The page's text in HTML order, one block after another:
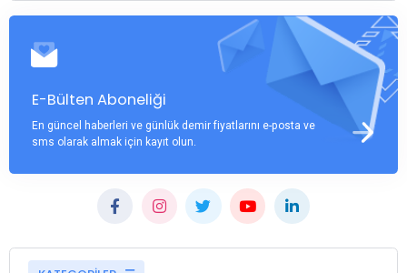
E-Bülten Aboneliği
En güncel haberleri ve günlük demir fiyatlarını e-posta ve
sms olarak almak için kayıt olun.